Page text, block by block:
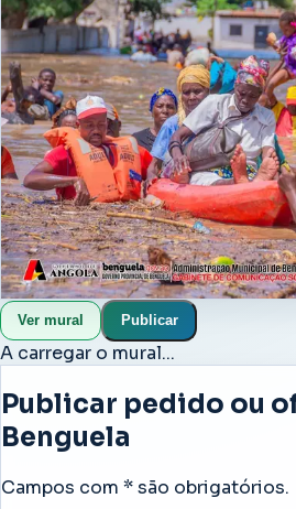
Resposta rápida
precisa de apoio em
Angola
Esta imagem mostra a urgência
ofertas e apoio real no mesmo
desenhado para funcionar bem
com pouca infraestrutura, e para
resposta rápida em Benguela,
Chamada normalSMSWhatsApp
Ver mural Publicar
A carregar o mural...
Publicar pedido ou
Benguela
Campos com * são obrigatórios.